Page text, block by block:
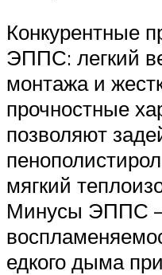
Конкурентные
ЭППС: легкий
монтажа и
прочностные
позволяют
мягкий
Минусы ЭППС
едкого дыма